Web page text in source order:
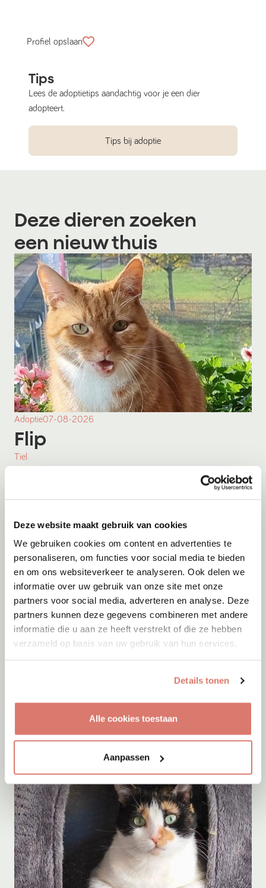
Deze website maakt gebruik van cookies
We gebruiken cookies om content en advertenties te
personaliseren, om functies voor social media te bieden
en om ons websiteverkeer te analyseren. Ook delen we
informatie over uw gebruik van onze site met onze
partners voor social media, adverteren en analyse. Deze
partners kunnen deze gegevens combineren met andere
informatie die u aan ze heeft verstrekt of die ze hebben
verzameld op basis van uw gebruik van hun services.
Details tonen
Alle cookies toestaan
Aanpassen
Profiel opslaan
Tips
Lees de adoptietips aandachtig voor je een dier
adopteert.
Tips bij adoptie
Deze dieren zoeken
een nieuw thuis
Adoptie07-08-2026
Flip
Tiel